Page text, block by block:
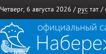
Четверг, 6 августа 2026 / рус тат /